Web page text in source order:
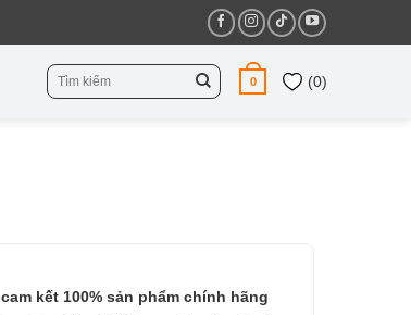
Tìm
kiếm:
0 (0)
cam kết 100% sản phẩm chính hãng